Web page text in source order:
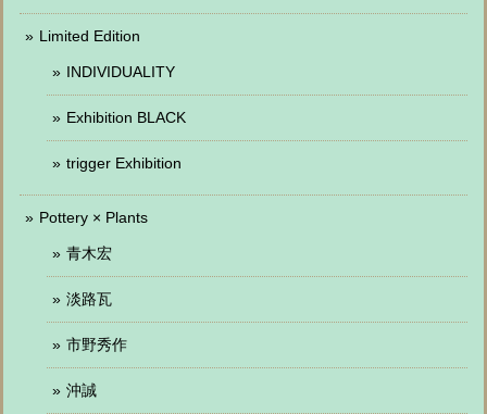
Limited Edition
INDIVIDUALITY
Exhibition BLACK
trigger Exhibition
Pottery × Plants
青木宏
淡路瓦
市野秀作
沖誠